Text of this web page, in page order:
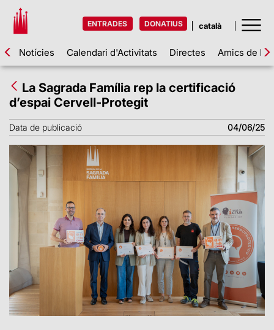
ENTRADES DONATIUS
Notícies Calendari d'Activitats Directes Amics de la
La Sagrada Família rep la certificació
d’espai Cervell-Protegit
Data de publicació 04/06/25